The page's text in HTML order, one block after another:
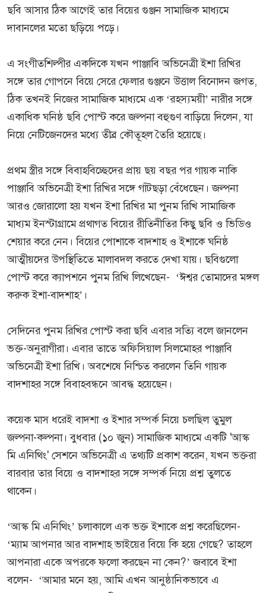
ছবি আসার ঠিক আগেই তার বিয়ের গুঞ্জন সামাজিক মাধ্যমে
দাবানলের মতো ছড়িয়ে পড়ে।
এ সংগীতশিল্পীর একদিকে যখন পাঞ্জাবি অভিনেত্রী ইশা রিখির
সঙ্গে তার গোপনে বিয়ে সেরে ফেলার গুঞ্জনে উত্তাল বিনোদন জগত,
ঠিক তখনই নিজের সামাজিক মাধ্যমে এক ‘রহস্যময়ী’ নারীর সঙ্গে
একাধিক ঘনিষ্ঠ ছবি পোস্ট করে জল্পনা বহুগুণ বাড়িয়ে দিলেন, যা
নিয়ে নেটিজেনদের মধ্যে তীব্র কৌতূহল তৈরি হয়েছে।
প্রথম স্ত্রীর সঙ্গে বিবাহবিচ্ছেদের প্রায় ছয় বছর পর গায়ক নাকি
পাঞ্জাবি অভিনেত্রী ইশা রিখির সঙ্গে গাঁটছড়া বেঁধেছেন। জল্পনা
আরও জোরালো হয় যখন ইশা রিখির মা পুনম রিখি সামাজিক
মাধ্যম ইনস্টাগ্রামে প্রথাগত বিয়ের রীতিনীতির কিছু ছবি ও ভিডিও
শেয়ার করে নেন। বিয়ের পোশাকে বাদশাহ ও ইশাকে ঘনিষ্ঠ
আত্মীয়দের উপস্থিতিতে মালাবদল করতে দেখা যায়। ছবিগুলো
পোস্ট করে ক্যাপশনে পুনম রিখি লিখেছেন- ‘ঈশ্বর তোমাদের মঙ্গল
করুক ইশা-বাদশাহ’।
সেদিনের পুনম রিখির পোস্ট করা ছবি এবার সত্যি বলে জানলেন
ভক্ত-অনুরাগীরা। এবার তাতে অফিসিয়াল সিলমোহর পাঞ্জাবি
অভিনেত্রী ইশা রিখি। অবশেষে নিশ্চিত করলেন তিনি গায়ক
বাদশাহর সঙ্গে বিবাহবন্ধনে আবদ্ধ হয়েছেন।
কয়েক মাস ধরেই বাদশা ও ইশার সম্পর্ক নিয়ে চলছিল তুমুল
জল্পনা-কল্পনা। বুধবার (১০ জুন) সামাজিক মাধ্যমে একটি 'আস্ক
মি এনিথিং' সেশনে অভিনেত্রী এ তথ্যটি প্রকাশ করেন, যখন ভক্তরা
বারবার তার বিয়ে ও বাদশাহর সঙ্গে সম্পর্ক নিয়ে প্রশ্ন তুলতে
থাকেন।
‘আস্ক মি এনিথিং’ চলাকালে এক ভক্ত ইশাকে প্রশ্ন করেছিলেন-
‘ম্যাম আপনার আর বাদশাহ ভাইয়ের বিয়ে কি হয়ে গেছে? তাহলে
আপনারা একে অপরকে ফলো করছেন না কেন?’ জবাবে ইশা
বলেন- ‘আমার মনে হয়, আমি এখন আনুষ্ঠানিকভাবে এ